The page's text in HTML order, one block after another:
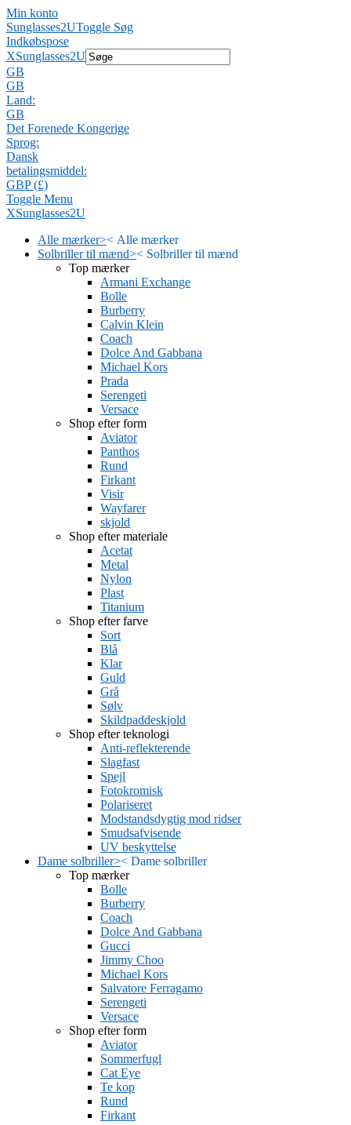
Min konto
Sunglasses2UToggle Søg
Indkøbspose
XSunglasses2U
GB
GB
Land:
GB
Det Forenede Kongerige
Sprog:
Dansk
betalingsmiddel:
GBP (£)
Toggle Menu
XSunglasses2U
Alle mærker>< Alle mærker
Solbriller til mænd>< Solbriller til mænd
Top mærker
Armani Exchange
Bolle
Burberry
Calvin Klein
Coach
Dolce And Gabbana
Michael Kors
Prada
Serengeti
Versace
Shop efter form
Aviator
Panthos
Rund
Firkant
Visir
Wayfarer
skjold
Shop efter materiale
Acetat
Metal
Nylon
Plast
Titanium
Shop efter farve
Sort
Blå
Klar
Guld
Grå
Sølv
Skildpaddeskjold
Shop efter teknologi
Anti-reflekterende
Slagfast
Spejl
Fotokromisk
Polariseret
Modstandsdygtig mod ridser
Smudsafvisende
UV beskyttelse
Dame solbriller>< Dame solbriller
Top mærker
Bolle
Burberry
Coach
Dolce And Gabbana
Gucci
Jimmy Choo
Michael Kors
Salvatore Ferragamo
Serengeti
Versace
Shop efter form
Aviator
Sommerfugl
Cat Eye
Te kop
Rund
Firkant